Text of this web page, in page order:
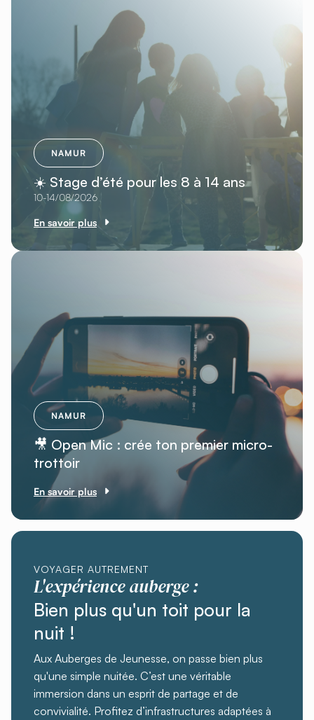
NAMUR
☀️ Stage d’été pour les 8 à 14 ans
10-14/08/2026
En savoir plus
NAMUR
🎥 Open Mic : crée ton premier micro-
trottoir
En savoir plus
VOYAGER AUTREMENT
L'expérience auberge :
Bien plus qu'un toit pour la
nuit !
Aux Auberges de Jeunesse, on passe bien plus
qu'une simple nuitée. C’est une véritable
immersion dans un esprit de partage et de
convivialité. Profitez d’infrastructures adaptées à